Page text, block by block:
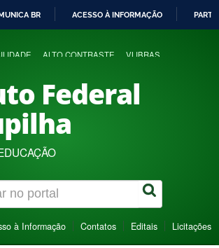
BR ACESSO À INFORMAÇÃO
ALTO CONTRASTE VLIBRAS
Federal
à Informação Contatos Editais Licitações